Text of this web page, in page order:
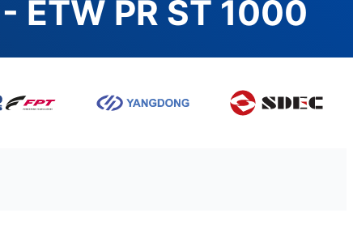
ETW PR ST 1000